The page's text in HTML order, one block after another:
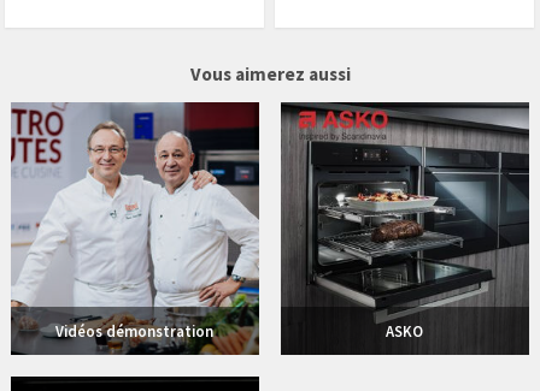
Vous aimerez aussi
Vidéos démonstration ASKO
3 vidéos